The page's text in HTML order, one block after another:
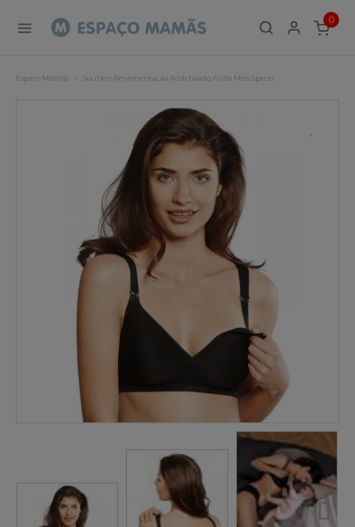
0
ITEMS
Espaço Mamãs Soutien Amamentação Acolchoado Anita Miss Spacer